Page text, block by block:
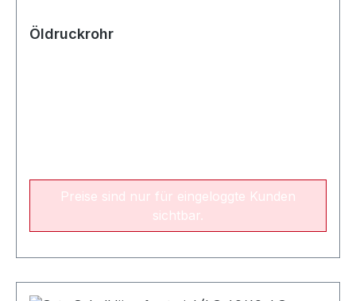
Öldruckrohr
Preise sind nur für eingeloggte Kunden
sichtbar.